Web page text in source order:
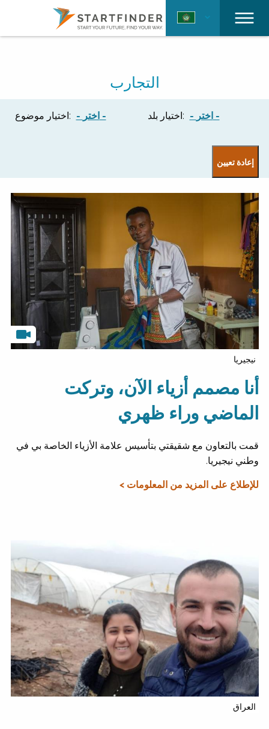
التجارب
اختيار بلد: - اختر - اختيار موضوع: - اختر -
نيجيريا
أنا مصمم أزياء الآن، وتركت
الماضي وراء ظهري
قمت بالتعاون مع شقيقتي بتأسيس علامة الأزياء الخاصة بي في
وطني نيجيريا.
للإطلاع على المزيد من المعلومات >
العراق